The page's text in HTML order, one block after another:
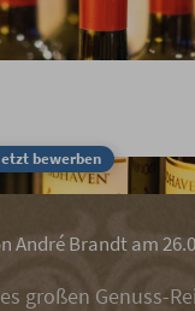
bewerben
André Brandt am
großen Genuss-